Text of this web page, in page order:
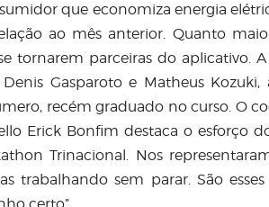
que economiza energia
ao mês anterior. Quanto
tornarem parceiras do aplicativo.
Gasparoto e Matheus
recém graduado no curso. O
Erick Bonfim destaca o esforço
Trinacional. Nos
trabalhando sem parar. São